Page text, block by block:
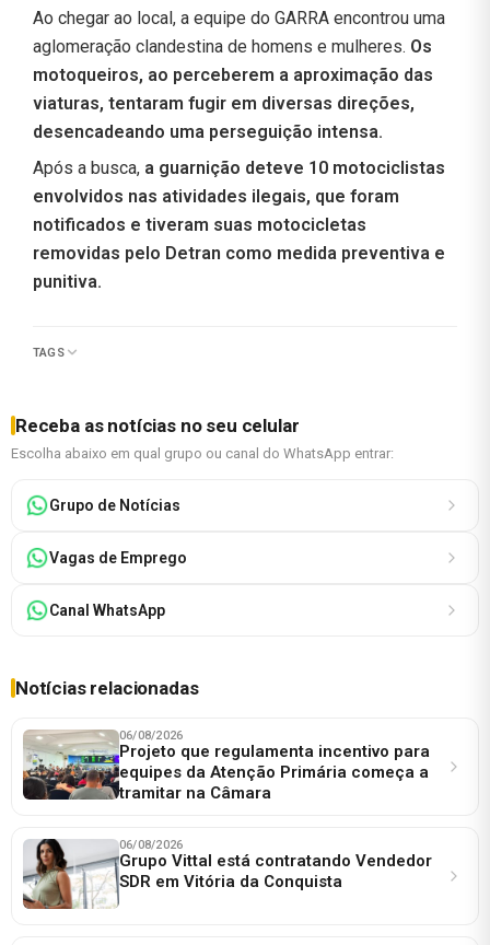
Ao chegar ao local, a equipe do GARRA encontrou uma
aglomeração clandestina de homens e mulheres. Os
motoqueiros, ao perceberem a aproximação das
viaturas, tentaram fugir em diversas direções,
desencadeando uma perseguição intensa.
Após a busca, a guarnição deteve 10 motociclistas
envolvidos nas atividades ilegais, que foram
notificados e tiveram suas motocicletas
removidas pelo Detran como medida preventiva e
punitiva.
TAGS
Receba as notícias no seu celular
Escolha abaixo em qual grupo ou canal do WhatsApp entrar:
Grupo de Notícias
Vagas de Emprego
Canal WhatsApp
Notícias relacionadas
06/08/2026
Projeto que regulamenta incentivo para
equipes da Atenção Primária começa a
tramitar na Câmara
06/08/2026
Grupo Vittal está contratando Vendedor
SDR em Vitória da Conquista